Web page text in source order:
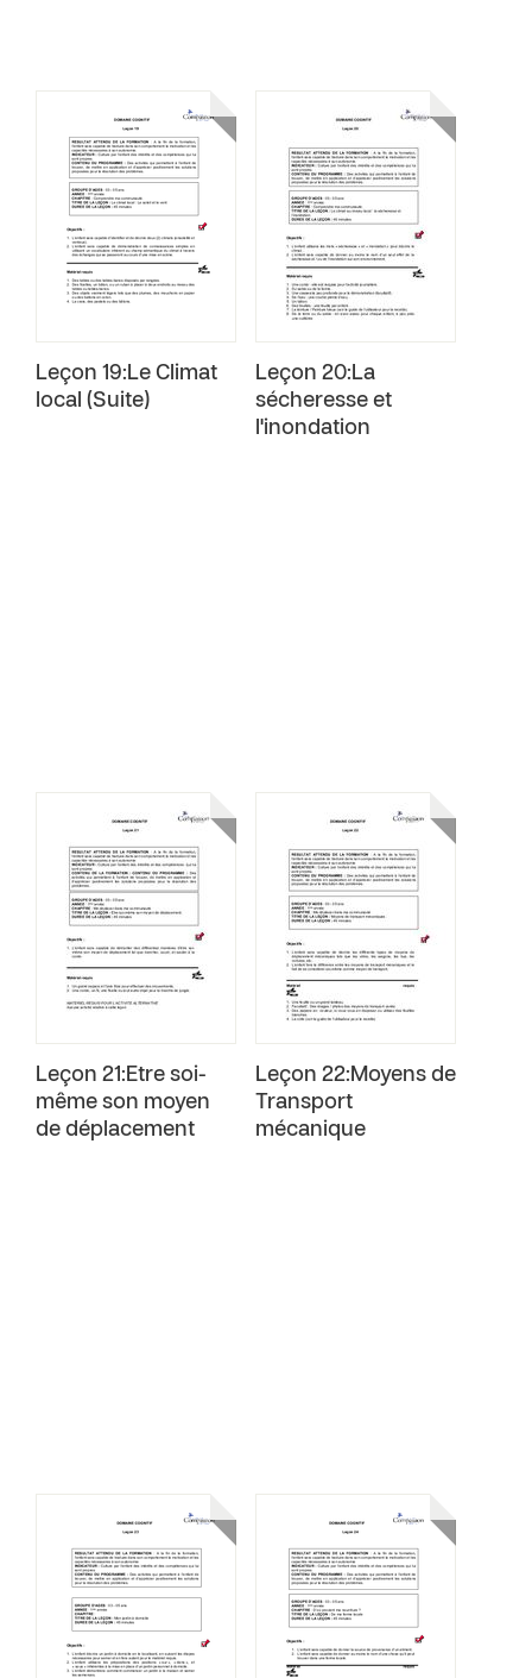
Leçon 19:Le Climat
local (Suite)
Leçon 20:La
sécheresse et
l'inondation
Leçon 21:Etre soi-
même son moyen
de déplacement
Leçon 22:Moyens de
Transport
mécanique